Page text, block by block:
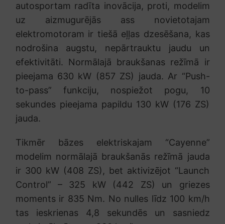
autosportam radīta inovācija, proti, modelim
uz aizmugurējās ass novietotajam
elektromotoram ir tiešā eļļas dzesēšana, kas
nodrošina augstu, nepārtrauktu jaudu un
efektivitāti. Normālajā braukšanas režīmā ir
pieejama 630 kW (857 ZS) jauda. Ar “Push-
to-pass” funkciju, nospiežot pogu, 10
sekundes pieejama papildu 130 kW (176 ZS)
jauda.
Tikmēr bāzes elektriskajam “Cayenne”
modelim normālajā braukšanās režīmā jauda
ir 300 kW (408 ZS), bet aktivizējot “Launch
Control” – 325 kW (442 ZS) un griezes
moments ir 835 Nm. No nulles līdz 100 km/h
tas ieskrienas 4,8 sekundēs un sasniedz